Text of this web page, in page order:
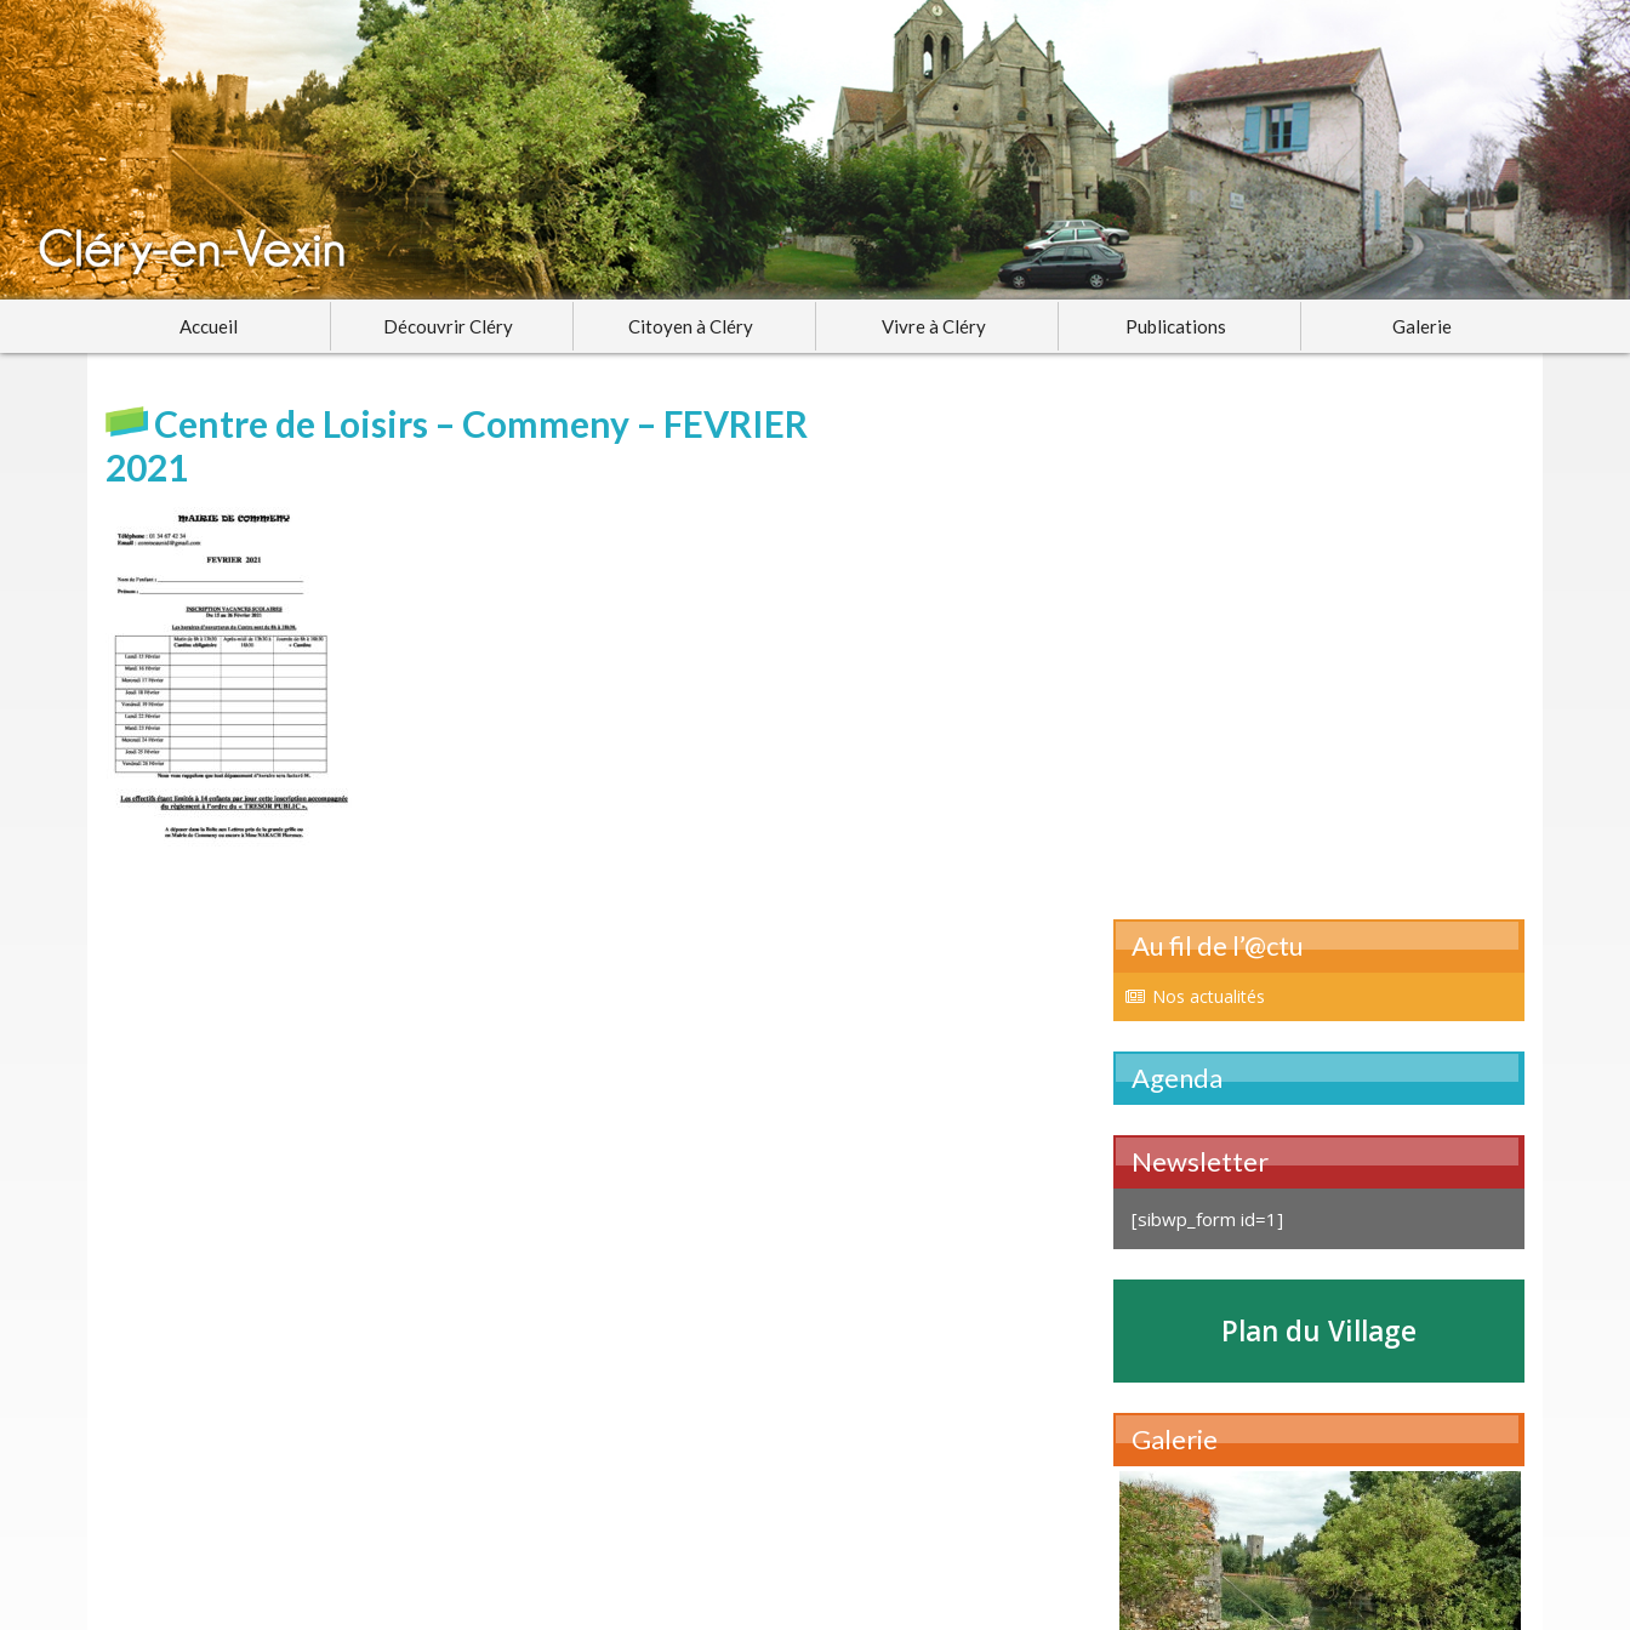
Accueil Découvrir Cléry Citoyen à Cléry Vivre à Cléry Publications Galerie
Centre de Loisirs – Commeny – FEVRIER
2021
Au fil de l’@ctu
Nos actualités
Agenda
Newsletter
[sibwp_form id=1]
Plan du Village
Galerie